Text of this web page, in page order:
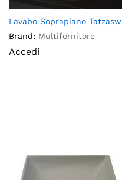
Lavabo Soprapiano Tatzasw
Brand: Multifornitore
Accedi